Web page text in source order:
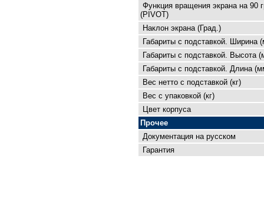
Функция вращения экрана на 90
(PIVOT)
Наклон экрана (Град.)
Габариты с подставкой. Ширина
Габариты с подставкой. Высота
Габариты с подставкой. Длина
Вес нетто с подставкой (кг)
Вес с упаковкой (кг)
Цвет корпуса
Прочее
Документация на русском
Гарантия